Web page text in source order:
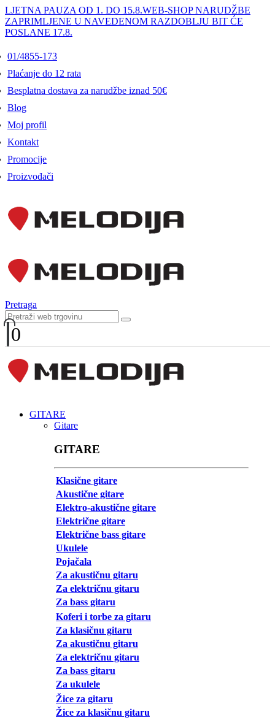
LJETNA PAUZA OD 1. DO 15.8.WEB-SHOP NARUDŽBE
ZAPRIMLJENE U NAVEDENOM RAZDOBLJU BIT ĆE
POSLANE 17.8.
01/4855-173
Plaćanje do 12 rata
Besplatna dostava za narudžbe iznad 50€
Blog
Moj profil
Kontakt
Promocije
Proizvođači
Pretraga
0
GITARE
Gitare
GITARE
Klasične gitare
Akustične gitare
Elektro-akustične gitare
Električne gitare
Električne bass gitare
Ukulele
Pojačala
Za akustičnu gitaru
Za električnu gitaru
Za bass gitaru
Koferi i torbe za gitaru
Za klasičnu gitaru
Za akustičnu gitaru
Za električnu gitaru
Za bass gitaru
Za ukulele
Žice za gitaru
Žice za klasičnu gitaru